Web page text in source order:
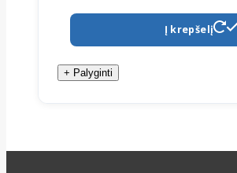
Į krepšelį
+ Palyginti